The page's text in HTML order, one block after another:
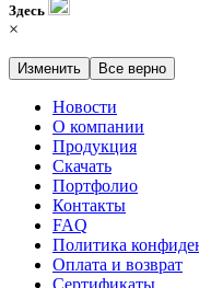
Здесь
×
Изменить Все верно
Новости
О компании
Продукция
Скачать
Портфолио
Контакты
FAQ
Политика
Оплата и возврат
Сертификаты